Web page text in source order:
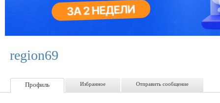
region69
Профиль Избранное Отправить сообщение